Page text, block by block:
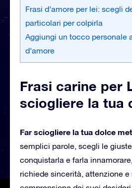
Frasi d’amore per lei: scegli
particolari per colpirla
Aggiungi un tocco personale
d’amore
Frasi carine per
sciogliere la tua
Far sciogliere la tua dolce
semplici parole, scegli le
conquistarla e farla
richiede sincerità, attenzione e